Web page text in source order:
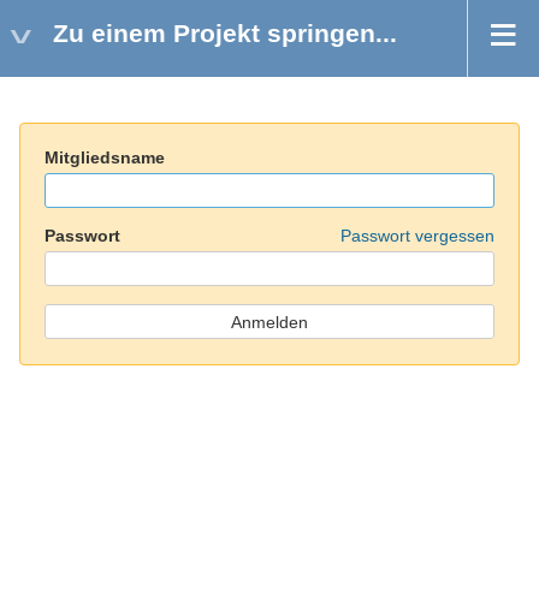
Zu einem Projekt springen...
Mitgliedsname
Passwort Passwort vergessen